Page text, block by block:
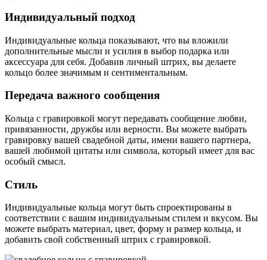
Индивидуальный подход
Индивидуальные кольца показывают, что вы вложили
дополнительные мысли и усилия в выбор подарка или
аксессуара для себя. Добавив личный штрих, вы делаете
кольцо более значимым и сентиментальным.
Передача важного сообщения
Кольца с гравировкой могут передавать сообщение любви,
привязанности, дружбы или верности. Вы можете выбрать
гравировку вашей свадебной даты, имени вашего партнера,
вашей любимой цитаты или символа, который имеет для вас
особый смысл.
Стиль
Индивидуальные кольца могут быть спроектированы в
соответствии с вашим индивидуальным стилем и вкусом. Вы
можете выбрать материал, цвет, форму и размер кольца, и
добавить свой собственный штрих с гравировкой.